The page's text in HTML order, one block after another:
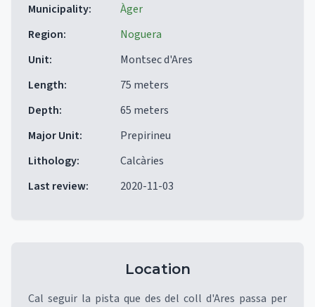
Municipality:
Àger
Region:
Noguera
Unit:
Montsec d'Ares
Length:
75 meters
Depth:
65 meters
Major Unit:
Prepirineu
Lithology:
Calcàries
Last review: 2020-11-03
Location
Cal seguir la pista que des del coll d'Ares passa per